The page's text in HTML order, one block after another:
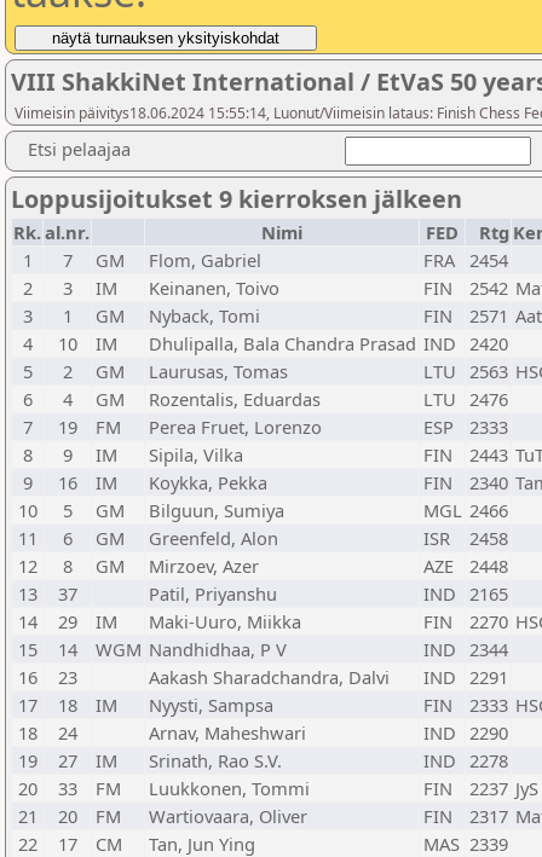
VIII ShakkiNet International / EtVaS 50
Viimeisin päivitys18.06.2024 15:55:14, Luonut/Viimeisin lataus: Finish Chess
Etsi pelaajaa
Loppusijoitukset 9 kierroksen jälkeen
Rk.al.nr. Nimi FED Rtg
1
7 GM Flom, Gabriel FRA 2454
2
3 IM Keinanen, Toivo FIN 2542
3
1 GM Nyback, Tomi FIN 2571
4
10 IM Dhulipalla, Bala Chandra Prasad IND 2420
5
2 GM Laurusas, Tomas LTU 2563
6
4 GM Rozentalis, Eduardas LTU 2476
7
19 FM Perea Fruet, Lorenzo ESP
2333
8
9 IM Sipila, Vilka FIN 2443
9
16 IM Koykka, Pekka FIN 2340
10
5 GM Bilguun, Sumiya MGL 2466
11
6 GM Greenfeld, Alon ISR
2458
12
8 GM Mirzoev, Azer AZE
2448
13
37 Patil, Priyanshu IND 2165
14
29 IM Maki-Uuro, Miikka FIN 2270
15
14 WGM Nandhidhaa, P V IND 2344
16
23 Aakash Sharadchandra, Dalvi IND 2291
17
18 IM Nyysti, Sampsa FIN 2333
18
24 Arnav, Maheshwari IND 2290
19
27 IM Srinath, Rao S.V. IND 2278
20
33 FM Luukkonen, Tommi FIN 2237 JyS
21
20 FM Wartiovaara, Oliver FIN 2317
22
17 CM Tan, Jun Ying MAS 2339